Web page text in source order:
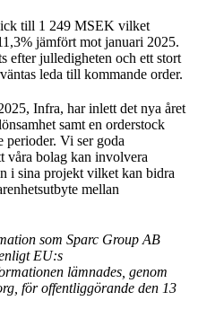
till 1 249 MSEK vilket
jämfört mot januari 2025.
efter julledigheten och ett stort
leda till kommande order.
Infra, har inlett det nya året
samt en orderstock
perioder. Vi ser goda
våra bolag kan involvera
i sina projekt vilket kan bidra
mellan
som Sparc Group AB
EU:s
lämnades, genom
för offentliggörande den 13